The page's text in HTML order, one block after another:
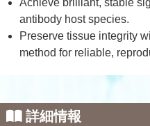
Achieve brilliant, stable
antibody host species.
Preserve tissue integrity
method for reliable,
詳細情報